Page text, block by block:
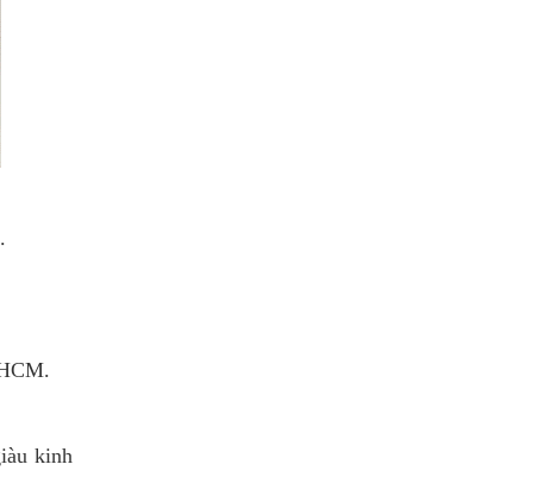
kinh